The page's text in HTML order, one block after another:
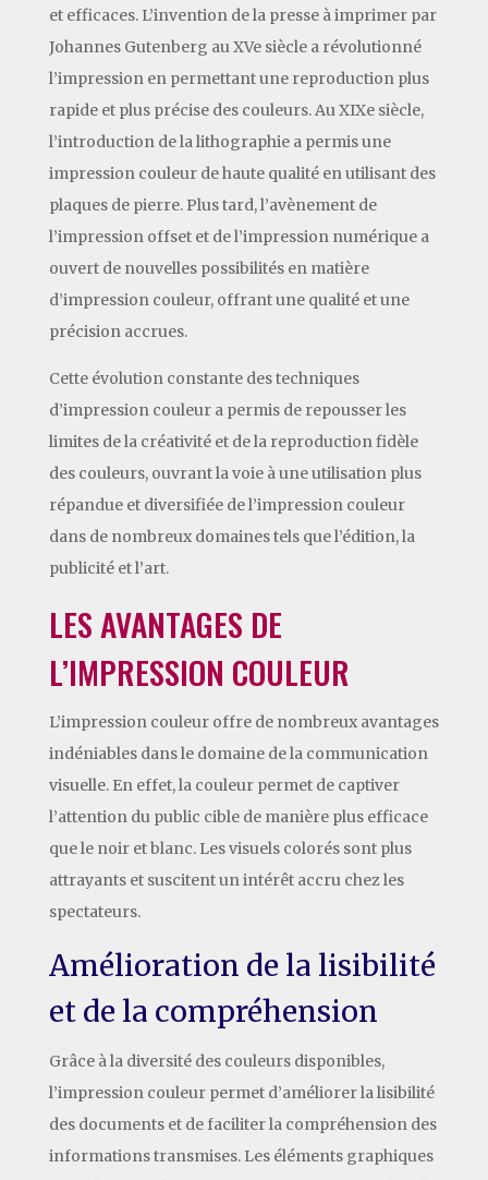
et efficaces. L’invention de la presse à imprimer par
Johannes Gutenberg au XVe siècle a révolutionné
l’impression en permettant une reproduction plus
rapide et plus précise des couleurs. Au XIXe siècle,
l’introduction de la lithographie a permis une
impression couleur de haute qualité en utilisant des
plaques de pierre. Plus tard, l’avènement de
l’impression offset et de l’impression numérique a
ouvert de nouvelles possibilités en matière
d’impression couleur, offrant une qualité et une
précision accrues.
Cette évolution constante des techniques
d’impression couleur a permis de repousser les
limites de la créativité et de la reproduction fidèle
des couleurs, ouvrant la voie à une utilisation plus
répandue et diversifiée de l’impression couleur
dans de nombreux domaines tels que l’édition, la
publicité et l’art.
LES AVANTAGES DE
L’IMPRESSION COULEUR
L’impression couleur offre de nombreux avantages
indéniables dans le domaine de la communication
visuelle. En effet, la couleur permet de captiver
l’attention du public cible de manière plus efficace
que le noir et blanc. Les visuels colorés sont plus
attrayants et suscitent un intérêt accru chez les
spectateurs.
Amélioration de la lisibilité
et de la compréhension
Grâce à la diversité des couleurs disponibles,
l’impression couleur permet d’améliorer la lisibilité
des documents et de faciliter la compréhension des
informations transmises. Les éléments graphiques